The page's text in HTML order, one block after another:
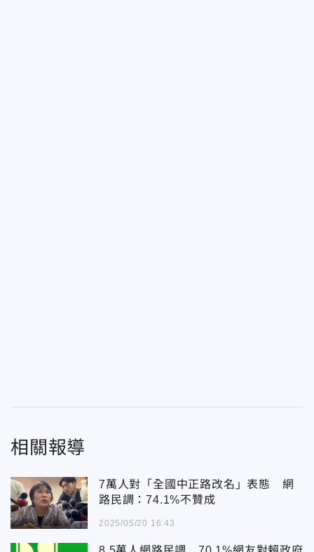
相關報導
7萬人對「全國中正路改名」表態 網
路民調：74.1%不贊成
2025/05/20 16:43